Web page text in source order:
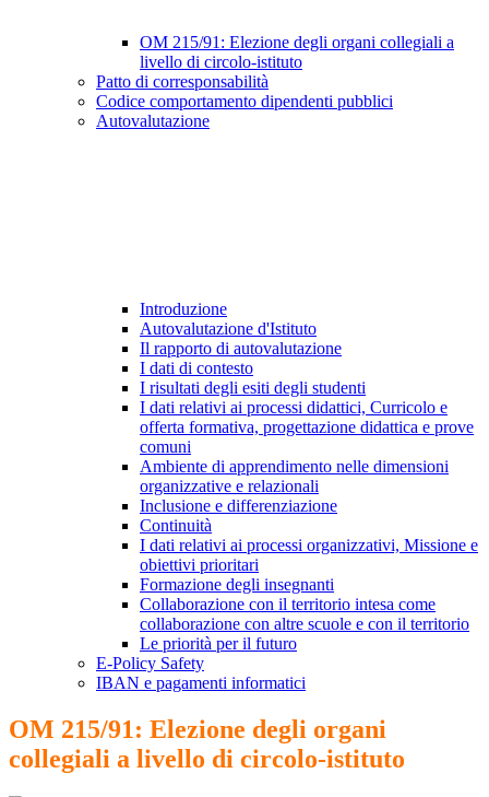
OM 215/91: Elezione degli organi collegiali a
livello di circolo-istituto
Patto di corresponsabilità
Codice comportamento dipendenti pubblici
Autovalutazione
Introduzione
Autovalutazione d'Istituto
Il rapporto di autovalutazione
I dati di contesto
I risultati degli esiti degli studenti
I dati relativi ai processi didattici, Curricolo e
offerta formativa, progettazione didattica e prove
comuni
Ambiente di apprendimento nelle dimensioni
organizzative e relazionali
Inclusione e differenziazione
Continuità
I dati relativi ai processi organizzativi, Missione e
obiettivi prioritari
Formazione degli insegnanti
Collaborazione con il territorio intesa come
collaborazione con altre scuole e con il territorio
Le priorità per il futuro
E-Policy Safety
IBAN e pagamenti informatici
OM 215/91: Elezione degli organi
collegiali a livello di circolo-istituto